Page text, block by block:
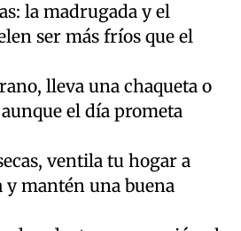
la madrugada y el
ser más fríos que el
lleva una chaqueta o
el día prometa
ventila tu hogar a
mantén una buena